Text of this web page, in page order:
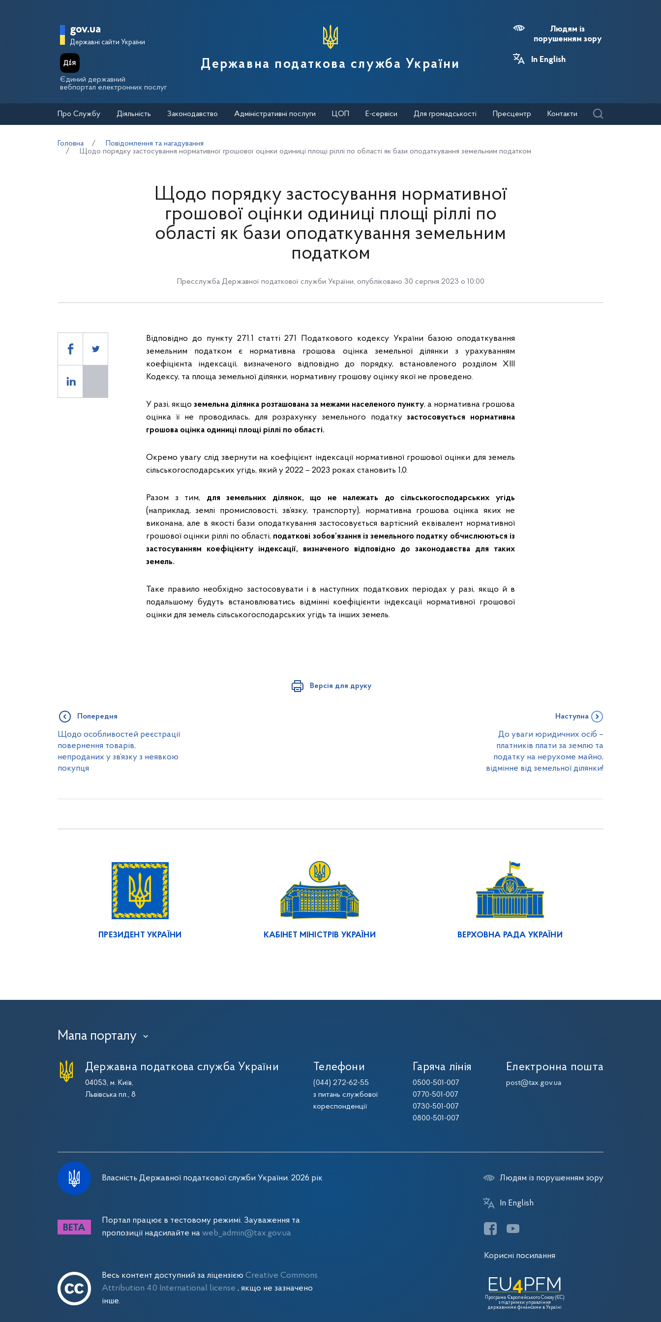
Головна сторінка Державної податкової служби України
gov.ua
Державні сайти України
Єдиний державний
вебпортал електронних послуг
Державна податкова служба України
Людям із
порушенням зору
In English
Про Службу Діяльність Законодавство Адміністративні послуги ЦОП Е-сервіси Для громадськості Пресцентр Контакти
Головна
Повідомлення та нагадування
Щодо порядку застосування нормативної грошової оцінки одиниці площі ріллі по області як бази оподаткування земельним податком
Щодо порядку застосування нормативної
грошової оцінки одиниці площі ріллі по
області як бази оподаткування земельним
податком
Пресслужба Державної податкової служби України, опубліковано 30 серпня 2023 о 10:00
Відповідно до пункту 271.1 статті 271 Податкового кодексу України базою оподаткування
земельним податком є нормативна грошова оцінка земельної ділянки з урахуванням
коефіцієнта індексації, визначеного відповідно до порядку, встановленого розділом ХІІІ
Кодексу, та площа земельної ділянки, нормативну грошову оцінку якої не проведено.
У разі, якщо земельна ділянка розташована за межами населеного пункту, а нормативна грошова
оцінка її не проводилась, для розрахунку земельного податкузастосовується нормативна
грошова оцінка одиниці площі ріллі по області.
Окремо увагу слід звернути на коефіцієнт індексації нормативної грошової оцінки для земель
сільськогосподарських угідь, який у 2022 – 2023 роках становить 1,0.
Разом з тим, для земельних ділянок, що не належать до сільськогосподарських угідь
(наприклад, землі промисловості, зв’язку, транспорту), нормативна грошова оцінка яких не
виконана, але в якості бази оподаткування застосовується вартісний еквівалент нормативної
грошової оцінки ріллі по області, податкові зобов’язання із земельного податку обчислюються із
застосуванням коефіцієнту індексації, визначеного відповідно до законодавства для таких
земель.
Таке правило необхідно застосовувати і в наступних податкових періодах у разі, якщо й в
подальшому будуть встановлюватись відмінні коефіцієнти індексації нормативної грошової
оцінки для земель сільськогосподарських угідь та інших земель.
Версія для друку
Попередня
Щодо особливостей реєстрації
повернення товарів,
непроданих у зв’язку з неявкою
покупця
Наступна
До уваги юридичних осіб –
платників плати за землю та
податку на нерухоме майно,
відмінне від земельної ділянки!
ПРЕЗИДЕНТ УКРАЇНИ КАБІНЕТ МІНІСТРІВ УКРАЇНИ ВЕРХОВНА РАДА УКРАЇНИ
Мапа порталу ›
Державна податкова служба України
04053, м. Київ,
Львівська пл., 8
Телефони
(044) 272-62-55
з питань службової
кореспонденції
Гаряча лінія
0500-501-007
0770-501-007
0730-501-007
0800-501-007
Електронна пошта
post@tax.gov.ua
Власність Державної податкової служби України. 2026 рік
Портал працює в тестовому режимі. Зауваження та
пропозиції надсилайте на web_admin@tax.gov.ua
Весь контент доступний за ліцензією Creative Commons
Attribution 4.0 International license , якщо не зазначено
інше.
Людям із порушенням зору
In English
Корисні посилання
Програма Європейського Союзу (ЄС)
з підтримки управління
державними фінансами в Україні